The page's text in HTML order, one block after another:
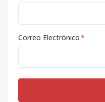
Correo Electrónico*